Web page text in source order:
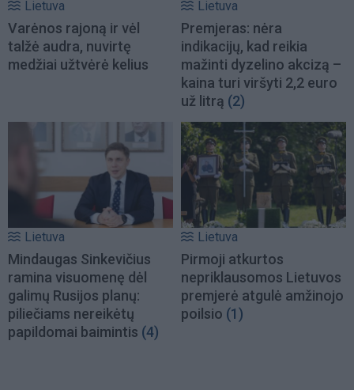
Lietuva
Varėnos rajoną ir vėl
talžė audra, nuvirtę
medžiai užtvėrė kelius
Lietuva
Premjeras: nėra
indikacijų, kad reikia
mažinti dyzelino akcizą –
kaina turi viršyti 2,2 euro
už litrą (2)
Lietuva
Mindaugas Sinkevičius
ramina visuomenę dėl
galimų Rusijos planų:
piliečiams nereikėtų
papildomai baimintis (4)
Lietuva
Pirmoji atkurtos
nepriklausomos Lietuvos
premjerė atgulė amžinojo
poilsio (1)